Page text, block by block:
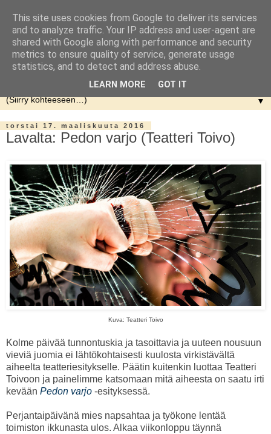
▼
torstai 17. maaliskuuta 2016
Lavalta: Pedon varjo (Teatteri Toivo)
Kuva: Teatteri Toivo
Kolme päivää tunnontuskia ja tasoittavia ja uuteen nousuun
vieviä juomia ei lähtökohtaisesti kuulosta virkistävältä
aiheelta teatteriesitykselle. Päätin kuitenkin luottaa Teatteri
Toivoon ja painelimme katsomaan mitä aiheesta on saatu irti
kevään Pedon varjo -esityksessä.
Perjantaipäivänä mies napsahtaa ja työkone lentää
toimiston ikkunasta ulos. Alkaa viikonloppu täynnä
This site uses cookies from Google to deliver its services
and to analyze traffic. Your IP address and user-agent are
shared with Google along with performance and security
metrics to ensure quality of service, generate usage
statistics, and to detect and address abuse.
LEARN MORE GOT IT